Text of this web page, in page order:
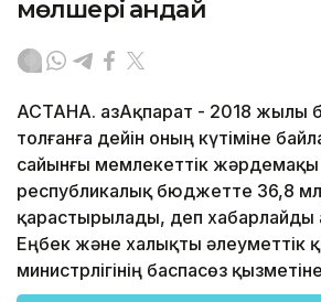
мөлшері қандай
АСТАНА. ҚазАқпарат - 2018 жылы
толғанға дейiн оның күтiмiне
сайынғы мемлекеттік жәрдемақы
республикалық бюджетте 36,8
қарастырылады, деп хабарлайды
Еңбек және халықты әлеуметтік
министрлігінің баспасөз